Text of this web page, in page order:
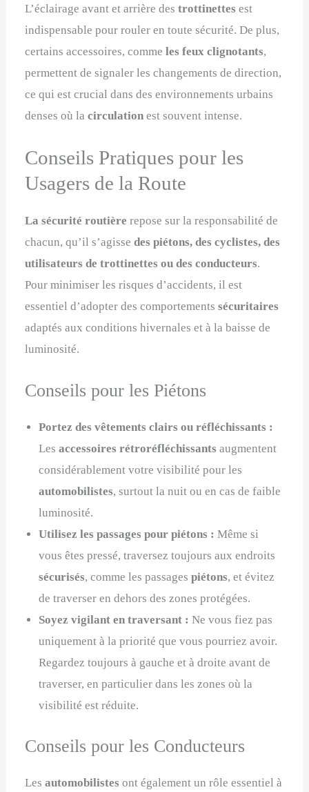
L’éclairage avant et arrière destrottinettes est
indispensable pour rouler en toute sécurité. De plus,
certains accessoires, commeles feux clignotants,
permettent de signaler les changements de direction,
ce qui est crucial dans des environnements urbains
denses où lacirculation est souvent intense.
Conseils Pratiques pour les
Usagers de la Route
La sécurité routière repose sur la responsabilité de
chacun, qu’il s’agissedes piétons, des cyclistes, des
utilisateurs de trottinettes ou des conducteurs.
Pour minimiser les risques d’accidents, il est
essentiel d’adopter des comportementssécuritaires
adaptés aux conditions hivernales et à la baisse de
luminosité.
Conseils pour les Piétons
Portez des vêtements clairs ou réfléchissants :
Lesaccessoires rétroréfléchissants augmentent
considérablement votre visibilité pour les
automobilistes, surtout la nuit ou en cas de faible
luminosité.
Utilisez les passages pour piétons : Même si
vous êtes pressé, traversez toujours aux endroits
sécurisés, comme les passagespiétons, et évitez
de traverser en dehors des zones protégées.
Soyez vigilant en traversant : Ne vous fiez pas
uniquement à la priorité que vous pourriez avoir.
Regardez toujours à gauche et à droite avant de
traverser, en particulier dans les zones où la
visibilité est réduite.
Conseils pour les Conducteurs
Lesautomobilistes ont également un rôle essentiel à